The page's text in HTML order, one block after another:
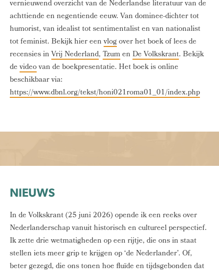
vernieuwend overzicht van de Nederlandse literatuur van de
achttiende en negentiende eeuw. Van dominee-dichter tot
humorist, van idealist tot sentimentalist en van nationalist
tot feminist.​ Bekijk hier eenvlogover het boek of lees de
recensies inVrij Nederland,TzumenDe Volkskrant. Bekijk
devideovan de boekpresentatie. Het boek is online
beschikbaar via:
https://www.dbnl.org/tekst/honi021roma01_01/index.php
NIEUWS
In de Volkskrant (25 juni 2026) opende ik een reeks over
Nederlanderschap vanuit historisch en cultureel perspectief.
Ik zette drie wetmatigheden op een rijtje, die ons in staat
stellen iets meer grip te krijgen op ‘de Nederlander’. Of,
beter gezegd, die ons tonen hoe fluïde en tijdsgebonden dat